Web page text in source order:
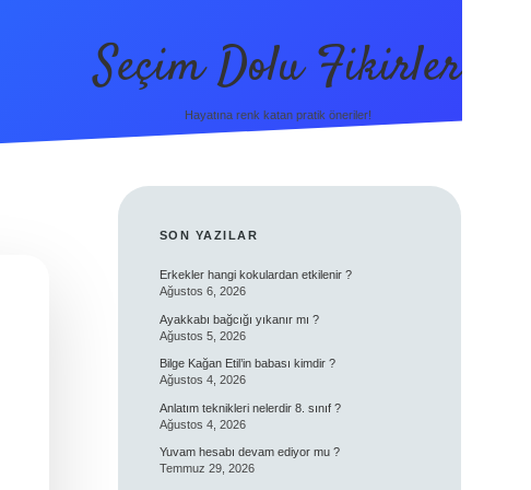
Seçim Dolu Fikirler
Hayatına renk katan pratik öneriler!
SIDEBAR
SON YAZILAR
Erkekler hangi kokulardan etkilenir ?
Ağustos 6, 2026
Ayakkabı bağcığı yıkanır mı ?
Ağustos 5, 2026
Bilge Kağan Etil’in babası kimdir ?
Ağustos 4, 2026
Anlatım teknikleri nelerdir 8. sınıf ?
Ağustos 4, 2026
Yuvam hesabı devam ediyor mu ?
Temmuz 29, 2026